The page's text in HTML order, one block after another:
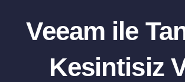
Veeam ile
Kesintisiz